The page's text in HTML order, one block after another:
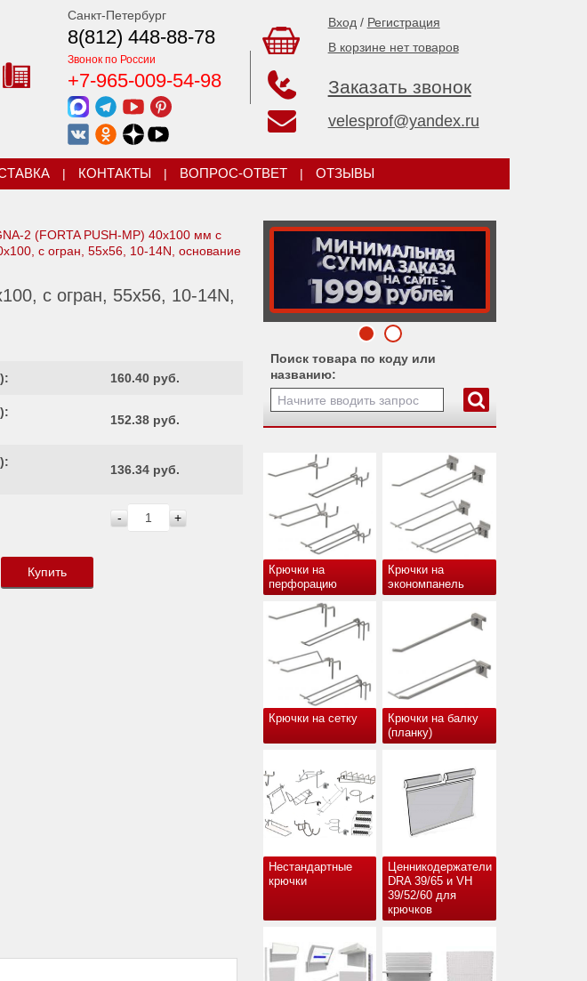
Санкт-Петербург
8(812) 448-88-78
Звонок по России
+7-965-009-54-98
Вход / Регистрация
В корзине нет товаров
Заказать звонок
velesprof@yandex.ru
| КОНТАКТЫ | ВОПРОС-ОТВЕТ | ОТЗЫВЫ
Поиск товара по коду или
названию:
Крючки на
перфорацию
Крючки на
экономпанель
Крючки на сетку
Крючки на балку
(планку)
Нестандартные
крючки
Ценникодержатели
DRA 39/65 и VH
39/52/60 для
крючков
2 (FORTA PUSH-МP) 40х100 мм с
c огран, 55x56, 10-14N, основание
c огран, 55x56, 10-14N,
): 160.40 руб.
):
152.38 руб.
):
136.34 руб.
- +
Купить